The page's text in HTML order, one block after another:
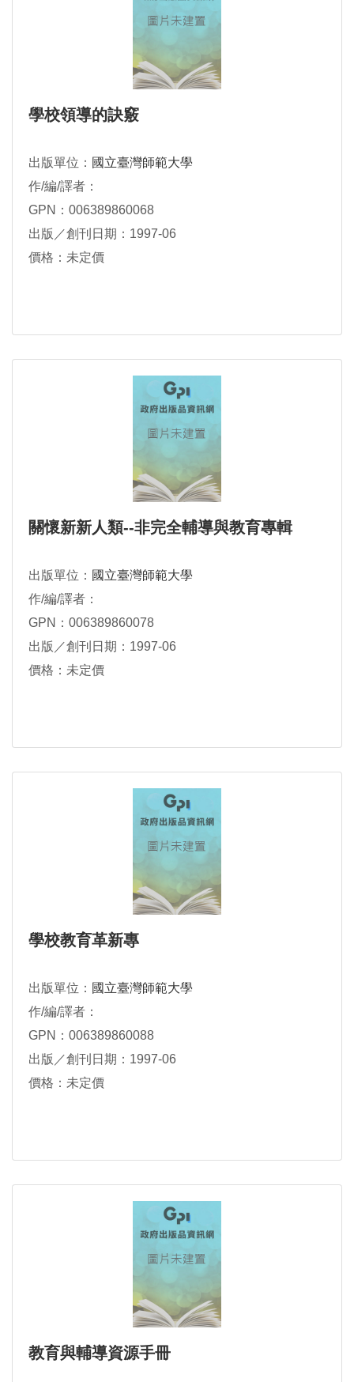
學校領導的訣竅
出版單位： 國立臺灣師範大學
作/編/譯者：
GPN：006389860068
出版／創刊日期：1997-06
價格：未定價
關懷新新人類--非完全輔導與教育專輯
出版單位： 國立臺灣師範大學
作/編/譯者：
GPN：006389860078
出版／創刊日期：1997-06
價格：未定價
學校教育革新專
出版單位： 國立臺灣師範大學
作/編/譯者：
GPN：006389860088
出版／創刊日期：1997-06
價格：未定價
教育與輔導資源手冊